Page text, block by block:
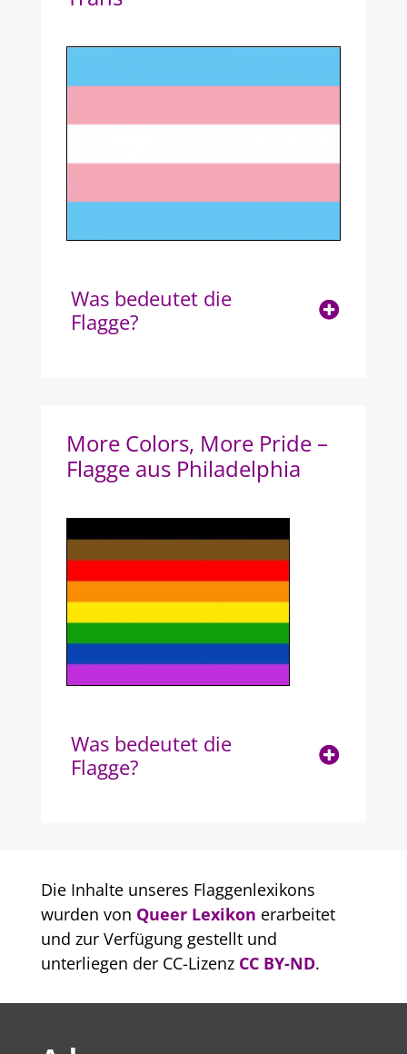
Was bedeutet die
Flagge?
More Colors, More Pride –
Flagge aus Philadelphia
Was bedeutet die
Flagge?
Die Inhalte unseres Flaggenlexikons
wurden von Queer Lexikon erarbeitet
und zur Verfügung gestellt und
unterliegen der CC-Lizenz CC BY-ND.